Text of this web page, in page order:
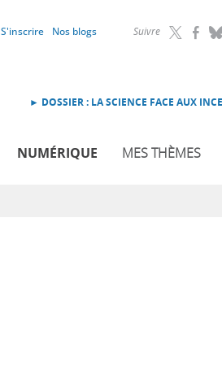
Suivre
S'inscrire Nos blogs
► DOSSIER : LA SCIENCE FACE AUX
NUMÉRIQUE MES THÈMES